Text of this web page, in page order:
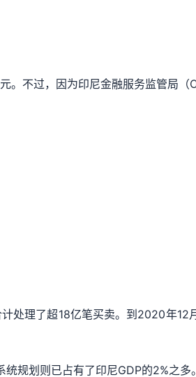
。不过，因为印尼金融服务监管局（
处理了超18亿笔买卖。到2020年12
规划则已占有了印尼GDP的2%之